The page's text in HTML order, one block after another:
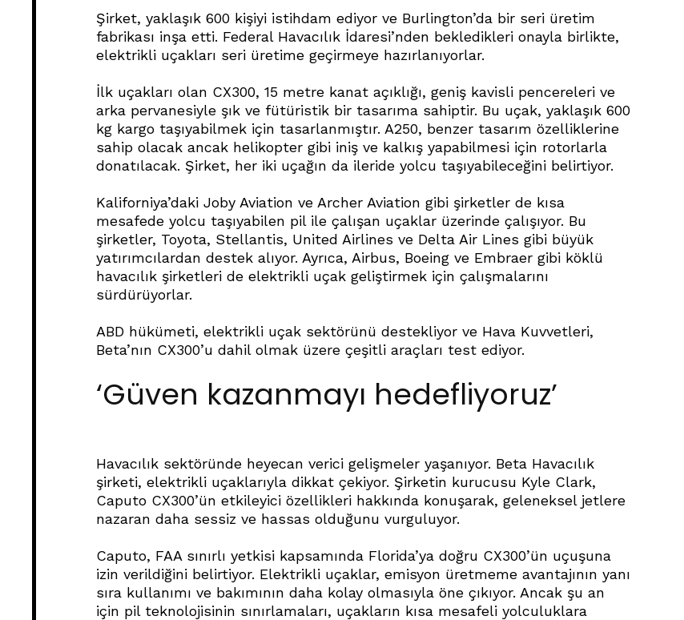
Şirket, yaklaşık 600 kişiyi istihdam ediyor ve Burlington’da bir seri üretim
fabrikası inşa etti. Federal Havacılık İdaresi’nden bekledikleri onayla birlikte,
elektrikli uçakları seri üretime geçirmeye hazırlanıyorlar.
İlk uçakları olan CX300, 15 metre kanat açıklığı, geniş kavisli pencereleri ve
arka pervanesiyle şık ve fütüristik bir tasarıma sahiptir. Bu uçak, yaklaşık 600
kg kargo taşıyabilmek için tasarlanmıştır. A250, benzer tasarım özelliklerine
sahip olacak ancak helikopter gibi iniş ve kalkış yapabilmesi için rotorlarla
donatılacak. Şirket, her iki uçağın da ileride yolcu taşıyabileceğini belirtiyor.
Kaliforniya’daki Joby Aviation ve Archer Aviation gibi şirketler de kısa
mesafede yolcu taşıyabilen pil ile çalışan uçaklar üzerinde çalışıyor. Bu
şirketler, Toyota, Stellantis, United Airlines ve Delta Air Lines gibi büyük
yatırımcılardan destek alıyor. Ayrıca, Airbus, Boeing ve Embraer gibi köklü
havacılık şirketleri de elektrikli uçak geliştirmek için çalışmalarını
sürdürüyorlar.
ABD hükümeti, elektrikli uçak sektörünü destekliyor ve Hava Kuvvetleri,
Beta’nın CX300’u dahil olmak üzere çeşitli araçları test ediyor.
‘Güven kazanmayı hedefliyoruz’
Havacılık sektöründe heyecan verici gelişmeler yaşanıyor. Beta Havacılık
şirketi, elektrikli uçaklarıyla dikkat çekiyor. Şirketin kurucusu Kyle Clark,
Caputo CX300’ün etkileyici özellikleri hakkında konuşarak, geleneksel jetlere
nazaran daha sessiz ve hassas olduğunu vurguluyor.
Caputo, FAA sınırlı yetkisi kapsamında Florida’ya doğru CX300’ün uçuşuna
izin verildiğini belirtiyor. Elektrikli uçaklar, emisyon üretmeme avantajının yanı
sıra kullanımı ve bakımının daha kolay olmasıyla öne çıkıyor. Ancak şu an
için pil teknolojisinin sınırlamaları, uçakların kısa mesafeli yolculuklara